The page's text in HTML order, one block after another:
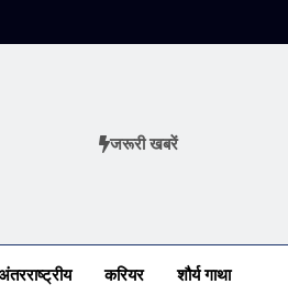
जरूरी खबरें
करियर शौर्य गाथा